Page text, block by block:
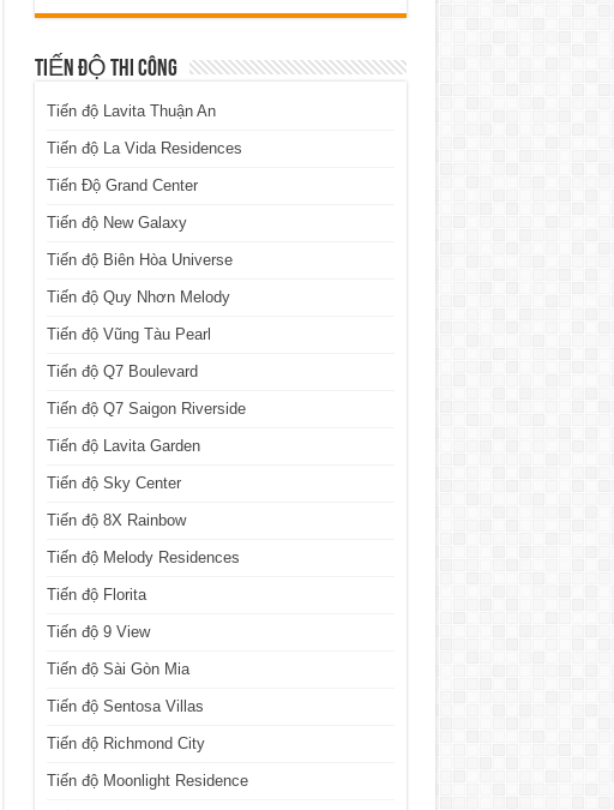
TIẾN ĐỘ THI CÔNG
Tiến độ Lavita Thuận An
Tiến độ La Vida Residences
Tiến Độ Grand Center
Tiến độ New Galaxy
Tiến độ Biên Hòa Universe
Tiến độ Quy Nhơn Melody
Tiến độ Vũng Tàu Pearl
Tiến độ Q7 Boulevard
Tiến độ Q7 Saigon Riverside
Tiến độ Lavita Garden
Tiến độ Sky Center
Tiến độ 8X Rainbow
Tiến độ Melody Residences
Tiến độ Florita
Tiến độ 9 View
Tiến độ Sài Gòn Mia
Tiến độ Sentosa Villas
Tiến độ Richmond City
Tiến độ Moonlight Residence